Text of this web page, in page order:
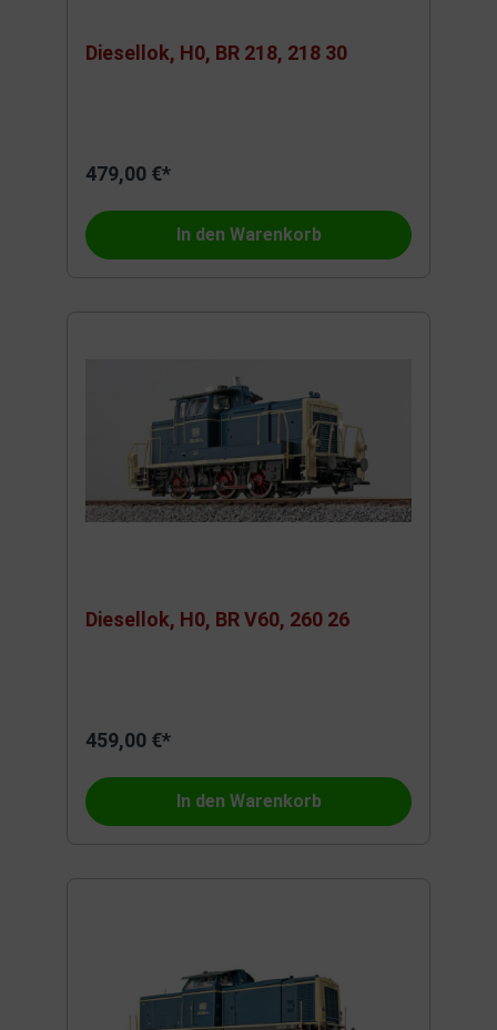
Diesellok, H0, BR 218, 218 30
479,00 €*
In den Warenkorb
Diesellok, H0, BR V60, 260 26
459,00 €*
In den Warenkorb